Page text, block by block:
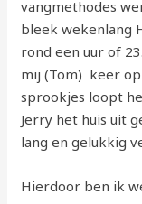
vangmethodes
bleek wekenlang
rond een uur of
mij (Tom) keer
sprookjes loopt
Jerry het huis uit
lang en gelukkig
Hierdoor ben ik